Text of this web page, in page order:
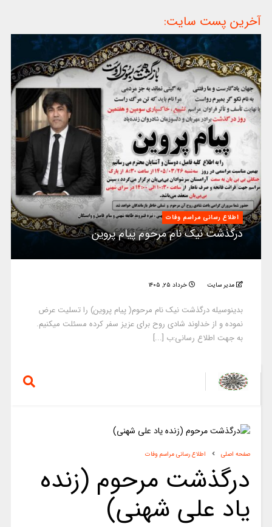
آخرین پست سایت:
اطلاع رسانی مراسم وفات
درگذشت نیک نام مرحوم پیام پروین
مدیر سایت خرداد ۲۵, ۱۴۰۵
بدینوسیله درگذشت نیک نام مرحوم( پیام پروین) را تسلیت عرض
نموده و از خداوند شادی روح برای عزیز سفر کرده مسئلت میکنیم.
به جهت اطلاع رسانی:ب [...]
صفحه اصلی اطلاع رسانی مراسم وفات
درگذشت مرحوم (زنده
یاد علی شهنی)